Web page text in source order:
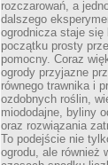
rozczarowań, a
dalszego
ogrodnicza staje
początku prosty
pomocny. Coraz
ogrody przyjazne
równego trawnika i
ozdobnych roślin,
miododajne, byliny
oraz rozwiązania
To podejście nie
ogrodu, ale również